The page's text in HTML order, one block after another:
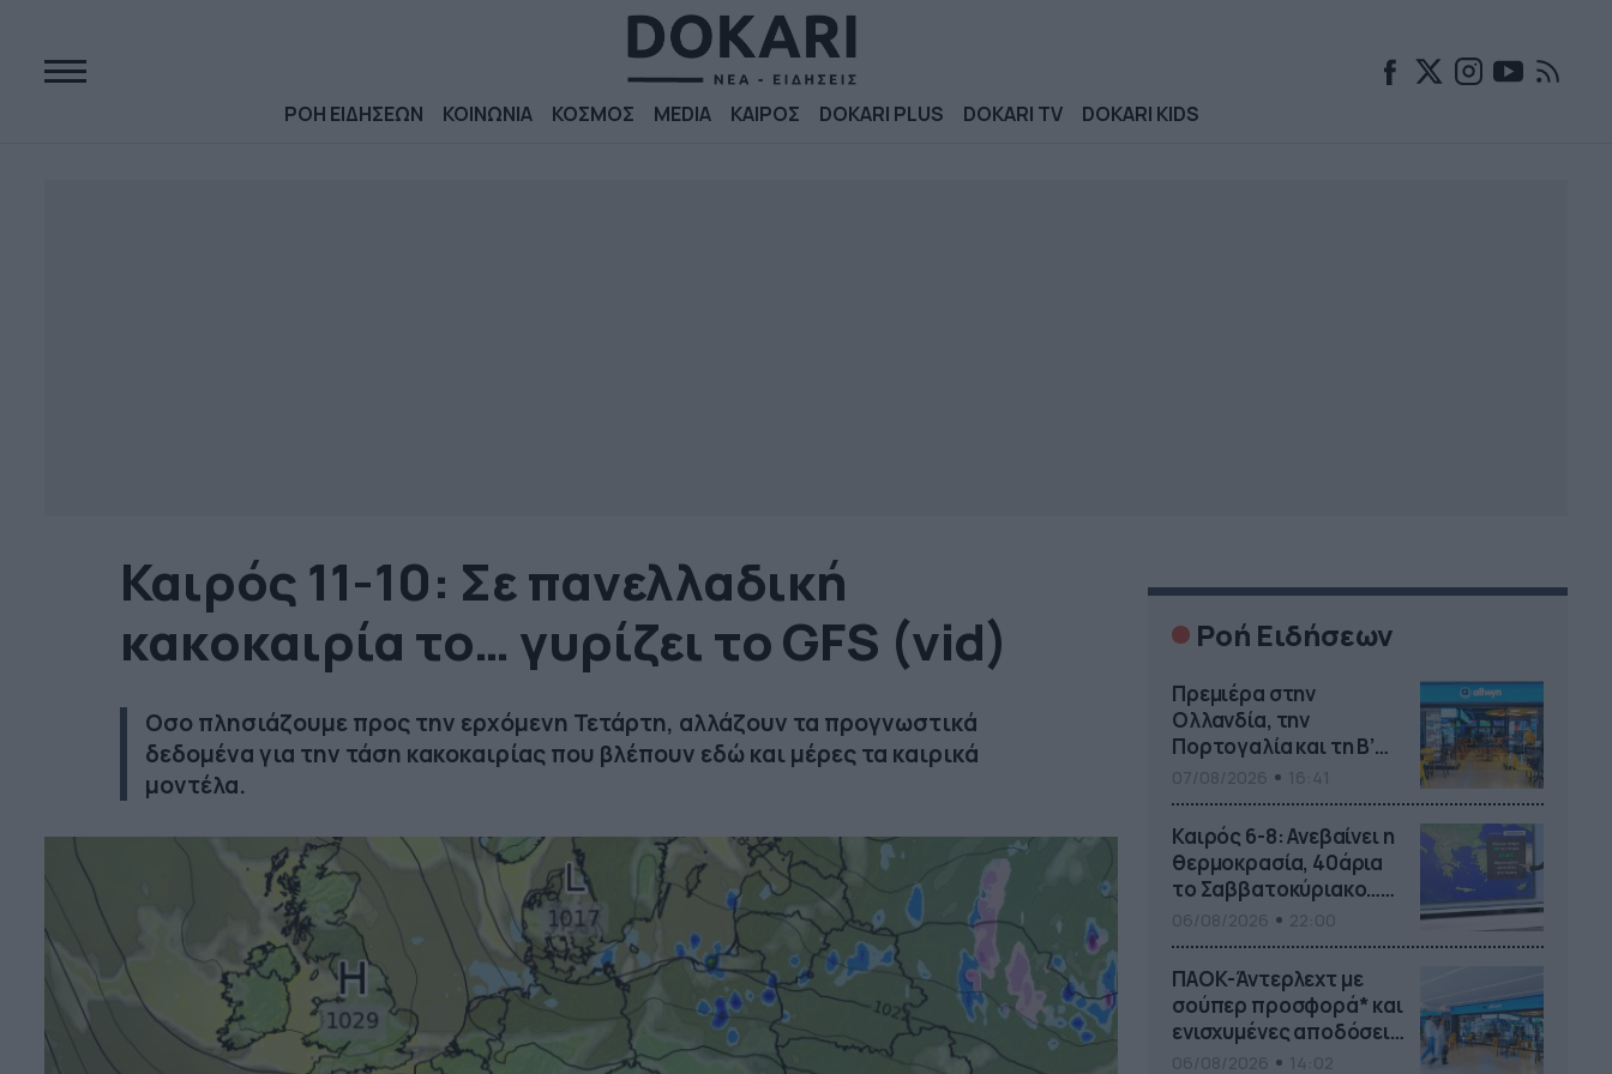
ΡΟΗ ΕΙΔΗΣΕΩΝ ΚΟΙΝΩΝΙΑ ΚΟΣΜΟΣ MEDIA ΚΑΙΡΟΣ DOKARI PLUS DOKARI TV DOKARI KIDS
Καιρός 11-10: Σε πανελλαδική
κακοκαιρία το… γυρίζει το GFS (vid)
Οσο πλησιάζουμε προς την ερχόμενη Τετάρτη, αλλάζουν τα προγνωστικά
δεδομένα για την τάση κακοκαιρίας που βλέπουν εδώ και μέρες τα καιρικά
μοντέλα.
Ροή Ειδήσεων
Πρεμιέρα στην
Ολλανδία, την
Πορτογαλία και τη Β’
Γερμανίας με πολλές
στοιχηματικές
επιλογές από το ΠΑΜΕ
ΣΤΟΙΧΗΜΑ
Καιρός 6-8: Ανεβαίνει η
θερμοκρασία, 40άρια
το Σαββατοκύριακο…
ΠΑΟΚ-Άντερλεχτ με
σούπερ προσφορά* και
ενισχυμένες αποδόσεις